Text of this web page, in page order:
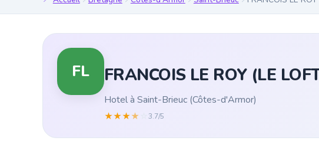
FL FRANCOIS LE ROY (LE
Hotel à Saint-Brieuc (Côtes-d'Armor)
★★★★ 3.7/5